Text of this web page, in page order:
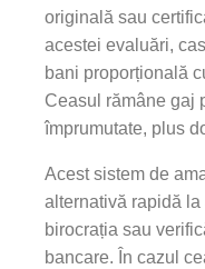
originală sau
acestei evaluări,
bani proporțională
Ceasul rămâne gaj
împrumutate, plus
Acest sistem de
alternativă rapidă la
birocrația sau
bancare. În cazul